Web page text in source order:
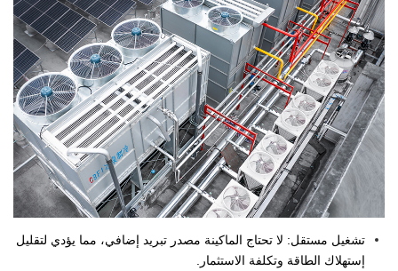
تشغيل مستقل: لا تحتاج الماكينة مصدر تبريد إضافي، مما يؤدي لتقليل
إستهلاك الطاقة وتكلفة الاستثمار.